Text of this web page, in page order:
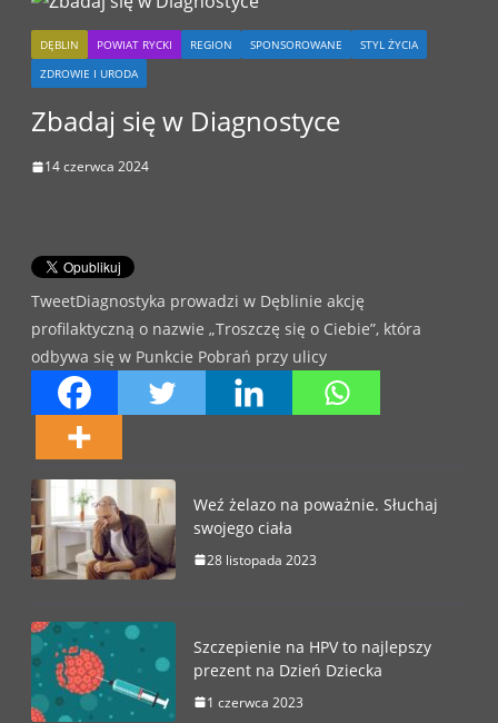
DĘBLIN POWIAT RYCKI REGION SPONSOROWANE
STYL ŻYCIA
ZDROWIE I URODA
Zbadaj się w Diagnostyce
14 czerwca 2024
TweetDiagnostyka prowadzi w Dęblinie akcję
profilaktyczną o nazwie „Troszczę się o Ciebie”, która
odbywa się w Punkcie Pobrań przy ulicy
Weź żelazo na poważnie. Słuchaj
swojego ciała
28 listopada 2023
Szczepienie na HPV to najlepszy
prezent na Dzień Dziecka
1 czerwca 2023